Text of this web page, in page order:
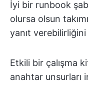
İyi bir runbook
olursa olsun
yanıt
Etkili bir çalışma
anahtar unsurları